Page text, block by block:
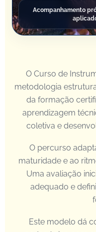
Acompanhamento
O Curso de
metodologia
da formação
aprendizagem
coletiva e
O percurso
maturidade e ao
Uma avaliação
adequado e
Este modelo dá